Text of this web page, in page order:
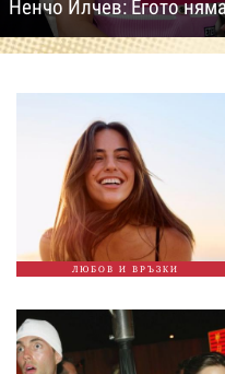
Ненчо Илчев: Егото
ЛЮБОВ И ВРЪЗКИ